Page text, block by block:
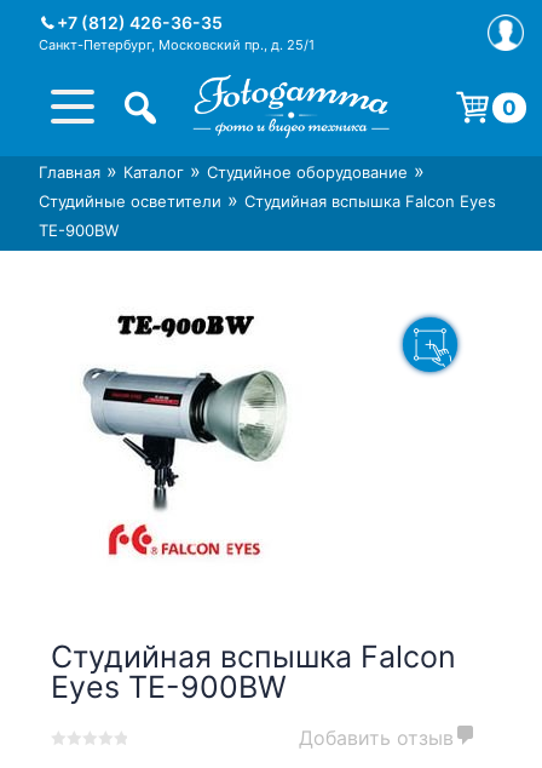
+7 (812) 426-36-35
Санкт-Петербург, Московский пр., д. 25/1
Интернет-магазин фототехники
Foto-Gamma в СПб
Магазин фотоаксессуаров foto-
gamma.ru
0
Корзина пуста.
Главная » Каталог » Студийное оборудование »
Студийные осветители » Студийная вспышка Falcon Eyes
TE-900BW
Студийная вспышка Falcon
Eyes TE-900BW
Добавить отзыв